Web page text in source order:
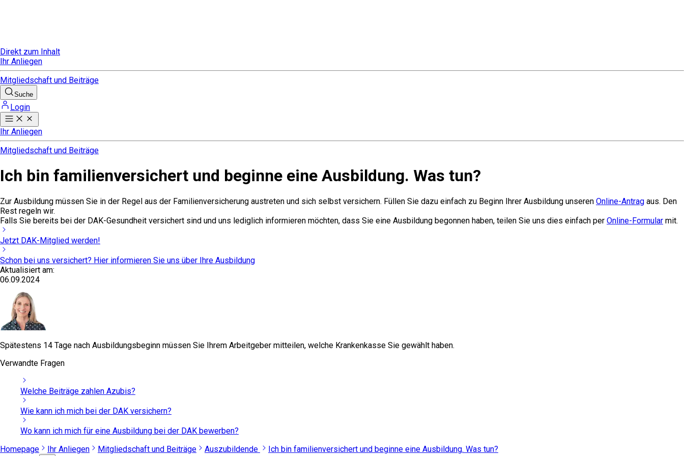
Direkt zum Inhalt
Ihr Anliegen
Mitgliedschaft und Beiträge
Suche
Login
Ihr Anliegen
Mitgliedschaft und Beiträge
Ich bin familienversichert und beginne eine Ausbildung. Was tun?
Zur Ausbildung müssen Sie in der Regel aus der Familienversicherung austreten und sich selbst versichern. Füllen Sie dazu einfach zu Beginn Ihrer Ausbildung unseren Online-Antrag aus. Den
Rest regeln wir.
Falls Sie bereits bei der DAK-Gesundheit versichert sind und uns lediglich informieren möchten, dass Sie eine Ausbildung begonnen haben, teilen Sie uns dies einfach per Online-Formular mit.
Jetzt DAK-Mitglied werden!
Schon bei uns versichert? Hier informieren Sie uns über Ihre Ausbildung
Aktualisiert am:
06.09.2024
Spätestens 14 Tage nach Ausbildungsbeginn müssen Sie Ihrem Arbeitgeber mitteilen, welche Krankenkasse Sie gewählt haben.
Verwandte Fragen
Welche Beiträge zahlen Azubis?
Wie kann ich mich bei der DAK versichern?
Wo kann ich mich für eine Ausbildung bei der DAK bewerben?
Homepage
Ihr Anliegen Mitgliedschaft und Beiträge Auszubildende
Ich bin familienversichert und beginne eine Ausbildung. Was tun?